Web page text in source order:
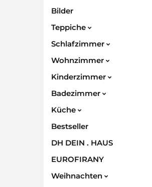
Bilder
Teppiche
Schlafzimmer
Wohnzimmer
Kinderzimmer
Badezimmer
Küche
Bestseller
DH DEIN . HAUS
EUROFIRANY
Weihnachten